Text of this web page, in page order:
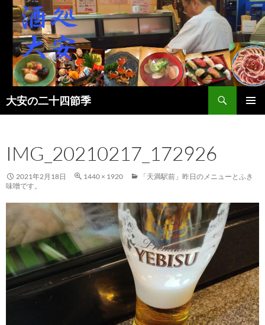
大安の二十四節季
検
索
ン
ツ
へ
ス
IMG_20210217_172926
2021年2月18日 1440 × 1920
「天満駅前」昨日のメニューとふき
味噌です。